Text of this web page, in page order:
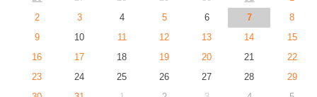
2
3 4 5 6 7
8
9
10 11 12 13 14
15
16
17 18 19 20 21
22
23
24 25 26 27 28
29